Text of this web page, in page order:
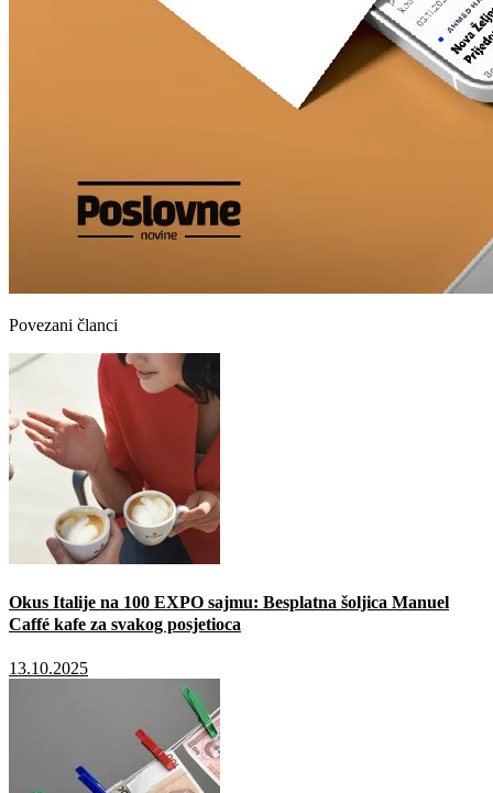
Povezani članci
Okus Italije na 100 EXPO sajmu: Besplatna šoljica Manuel
Caffé kafe za svakog posjetioca
13.10.2025